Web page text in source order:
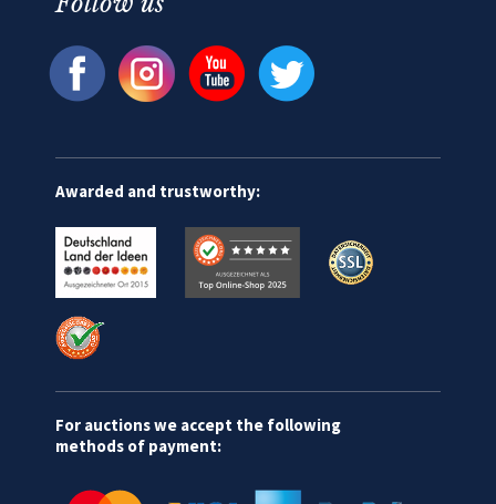
Awarded and trustworthy:
For auctions we accept the following
methods of payment: